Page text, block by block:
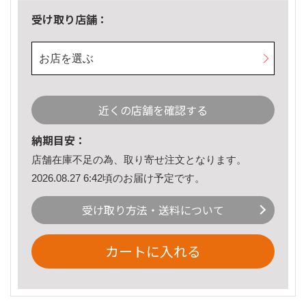
受け取り店舗：
お店を選ぶ
近くの店舗を確認する
納期目安：
店舗在庫不足の為、取り寄せ注文となります。
2026.08.27 6:42頃のお届け予定です。
受け取り方法・送料について
カートに入れる